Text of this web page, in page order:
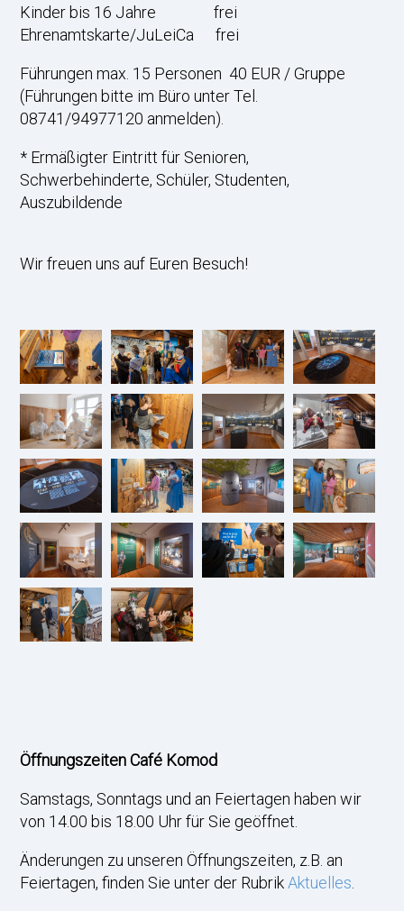
Kinder bis 16 Jahre frei
Ehrenamtskarte/JuLeiCa frei
Führungen max. 15 Personen 40 EUR / Gruppe
(Führungen bitte im Büro unter Tel.
08741/94977120 anmelden).
* Ermäßigter Eintritt für Senioren,
Schwerbehinderte, Schüler, Studenten,
Auszubildende
Wir freuen uns auf Euren Besuch!
Öffnungszeiten Café Komod
Samstags, Sonntags und an Feiertagen haben wir
von 14.00 bis 18.00 Uhr für Sie geöffnet.
Änderungen zu unseren Öffnungszeiten, z.B. an
Feiertagen, finden Sie unter der RubrikAktuelles.